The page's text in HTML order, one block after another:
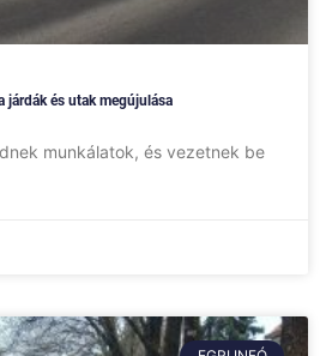
járdák és utak megújulása
munkálatok, és vezetnek be